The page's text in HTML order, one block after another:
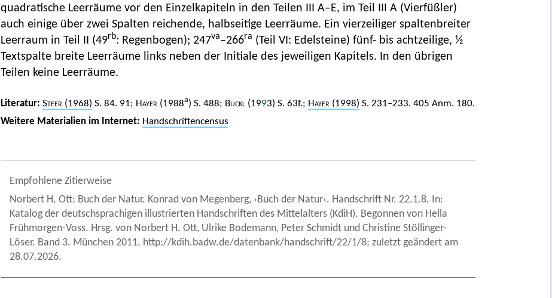
quadratische Leerräume vor den Einzelkapiteln in den Teilen III A–E, im Teil III A (Vierfüßler)
auch einige über zwei Spalten reichende, halbseitige Leerräume. Ein vierzeiliger spaltenbreiter
Leerraum in Teil II (49rb: Regenbogen); 247va–266ra (Teil VI: Edelsteine) fünf- bis achtzeilige, ½
Textspalte breite Leerräume links neben der Initiale des jeweiligen Kapitels. In den übrigen
Teilen keine Leerräume.
Literatur: Steer (1968) S. 84. 91; Hayer (1988a) S. 488; Buckl(1993) S. 63f.; Hayer (1998) S. 231–233. 405 Anm. 180.
Weitere Materialien im Internet: Handschriftencensus
Empfohlene Zitierweise
Norbert H. Ott: Buch der Natur. Konrad von Megenberg, ›Buch der Natur‹. Handschrift Nr. 22.1.8. In:
Katalog der deutschsprachigen illustrierten Handschriften des Mittelalters (KdiH). Begonnen von Hella
Frühmorgen-Voss. Hrsg. von Norbert H. Ott, Ulrike Bodemann, Peter Schmidt und Christine Stöllinger-
Löser. Band 3. München 2011. http://kdih.badw.de/datenbank/handschrift/22/1/8; zuletzt geändert am
28.07.2026.